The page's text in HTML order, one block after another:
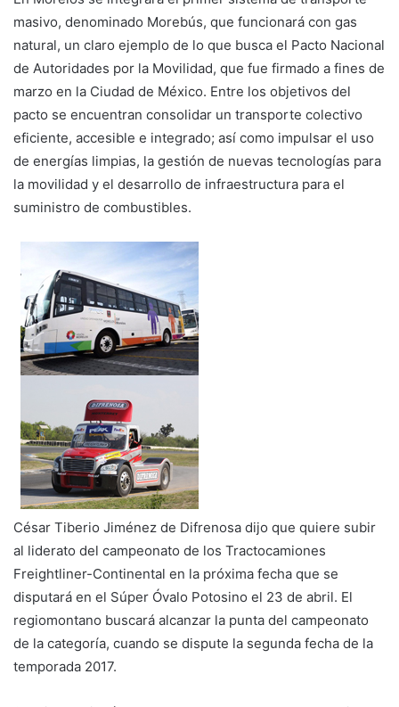
masivo, denominado Morebús, que funcionará con gas
natural, un claro ejemplo de lo que busca el Pacto Nacional
de Autoridades por la Movilidad, que fue firmado a fines de
marzo en la Ciudad de México. Entre los objetivos del
pacto se encuentran consolidar un transporte colectivo
eficiente, accesible e integrado; así como impulsar el uso
de energías limpias, la gestión de nuevas tecnologías para
la movilidad y el desarrollo de infraestructura para el
suministro de combustibles.
César Tiberio Jiménez de Difrenosa dijo que quiere subir
al liderato del campeonato de los Tractocamiones
Freightliner-Continental en la próxima fecha que se
disputará en el Súper Óvalo Potosino el 23 de abril. El
regiomontano buscará alcanzar la punta del campeonato
de la categoría, cuando se dispute la segunda fecha de la
temporada 2017.